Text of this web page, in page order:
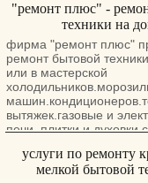
(краны, душевые
унитазы, смесители,
пожарные гидранты; -
засоров канализации
механизированным
устранение протечек; -
полы.
"ремонт плюс" -
техники на
фирма "ремонт плюс"
ремонт бытовой
или в мастерской
вытяжек.газовые и
печи .плитки и
модификаций.гарантия
лет.приезд на дом и
услуги по ремонту
мелкой бытовой